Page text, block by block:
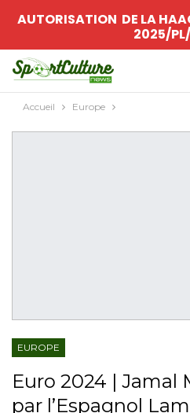
Accueil Europe
EUROPE
Euro 2024 | Jamal
par l’Espagnol
AUTORISATION DE LA
2025/